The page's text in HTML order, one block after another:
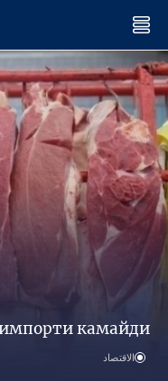
камайди
الاقتصاد